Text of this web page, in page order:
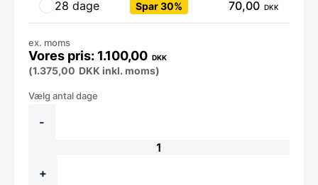
28 dage Spar 30% 70,00 DKK
-
Leje
Elektrisk
blus
+
1.100,00 DKK
ex. moms
(1.375,00 DKK inkl. moms)